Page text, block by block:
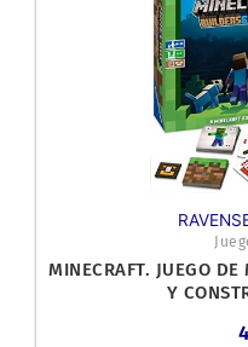
MINECRAFT. JUEGO DE
Y